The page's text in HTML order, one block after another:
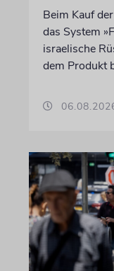
Beim Kauf
das System
israelische
dem Produkt